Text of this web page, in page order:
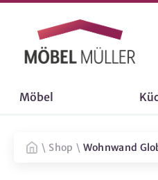
Möbel
\ Shop \ Wohnwand